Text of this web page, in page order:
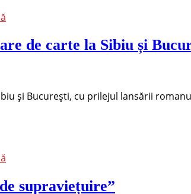
de carte la Sibiu și
și București, cu prilejul lansării
supraviețuire”